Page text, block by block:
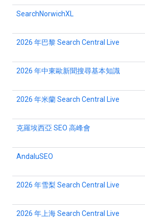
SearchNorwichXL
2026 年巴黎 Search Central Live
2026 年中東歐新聞搜尋基本知識
2026 年米蘭 Search Central Live
克羅埃西亞 SEO 高峰會
AndaluSEO
2026 年雪梨 Search Central Live
2026 年上海 Search Central Live